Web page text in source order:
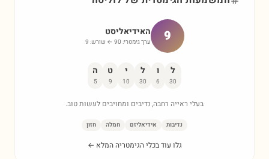
9 האידיאליסט
ערך גימטרי: 90 ← שורש: 9
ל
30
ו
6
ל
30
י
10
ט
9
ה
5
בעלי ראייה רחבה, נדיבים ומחויבים לעשות טוב.
נדיבות אידיאליזם חמלה חזון
גלו עוד בכלי הגימטריה המלא ←